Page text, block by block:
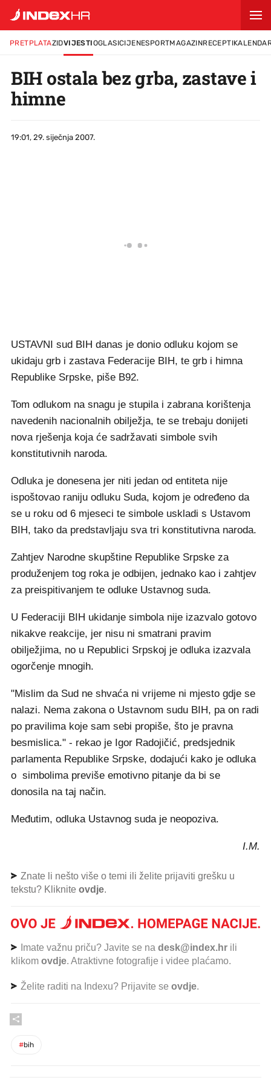
PRETPLATAZIDVIJESTIOGLASICIJENESPORTMAGAZINRECEPTI
BIH ostala bez grba, zastave i
himne
19:01, 29. siječnja 2007.
USTAVNI sud BIH danas je donio odluku kojom se
ukidaju grb i zastava Federacije BIH, te grb i himna
Republike Srpske, piše B92.
Tom odlukom na snagu je stupila i zabrana korištenja
navedenih nacionalnih obilježja, te se trebaju donijeti
nova rješenja koja će sadržavati simbole svih
konstitutivnih naroda.
Odluka je donesena jer niti jedan od entiteta nije
ispoštovao raniju odluku Suda, kojom je određeno da
se u roku od 6 mjeseci te simbole uskladi s Ustavom
BIH, tako da predstavljaju sva tri konstitutivna naroda.
Zahtjev Narodne skupštine Republike Srpske za
produženjem tog roka je odbijen, jednako kao i zahtjev
za preispitivanjem te odluke Ustavnog suda.
U Federaciji BIH ukidanje simbola nije izazvalo gotovo
nikakve reakcije, jer nisu ni smatrani pravim
obilježjima, no u Republici Srpskoj je odluka izazvala
ogorčenje mnogih.
"Mislim da Sud ne shvaća ni vrijeme ni mjesto gdje se
nalazi. Nema zakona o Ustavnom sudu BIH, pa on radi
po pravilima koje sam sebi propiše, što je pravna
besmislica." - rekao je Igor Radojičić, predsjednik
parlamenta Republike Srpske, dodajući kako je odluka
o simbolima previše emotivno pitanje da bi se
donosila na taj način.
Međutim, odluka Ustavnog suda je neopoziva.
I.M.
Znate li nešto više o temi ili želite prijaviti grešku u
tekstu? Kliknite ovdje.
Imate važnu priču? Javite se na desk@index.hr ili
klikom ovdje. Atraktivne fotografije i videe plaćamo.
Želite raditi na Indexu? Prijavite se ovdje.
#bih